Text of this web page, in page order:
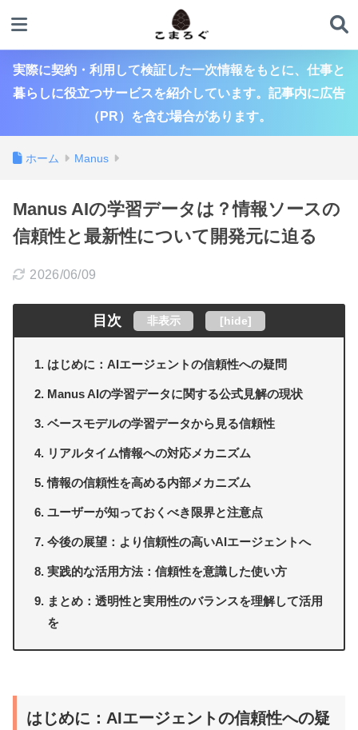
実際に契約・利用して検証した一次情報をもとに、仕事と
暮らしに役立つサービスを紹介しています。記事内に広告
（PR）を含む場合があります。
ホーム Manus
Manus AIの学習データは？情報ソースの
信頼性と最新性について開発元に迫る
2026/06/09
目次 非表示 [hide]
はじめに：AIエージェントの信頼性への疑問
Manus AIの学習データに関する公式見解の現状
ベースモデルの学習データから見る信頼性
リアルタイム情報への対応メカニズム
情報の信頼性を高める内部メカニズム
ユーザーが知っておくべき限界と注意点
今後の展望：より信頼性の高いAIエージェントへ
実践的な活用方法：信頼性を意識した使い方
まとめ：透明性と実用性のバランスを理解して活用
を
はじめに：AIエージェントの信頼性への疑